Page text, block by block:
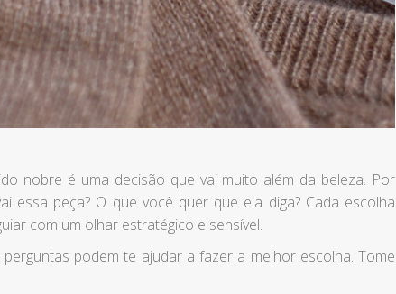
nobre é uma decisão que vai muito além da beleza. Por
essa peça? O que você quer que ela diga? Cada escolha
com um olhar estratégico e sensível.
podem te ajudar a fazer a melhor escolha. Tome